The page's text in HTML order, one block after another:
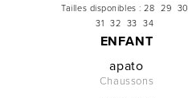
Tailles disponibles : 28 29 30
31 32 33 34
ENFANT
apato
Chaussons